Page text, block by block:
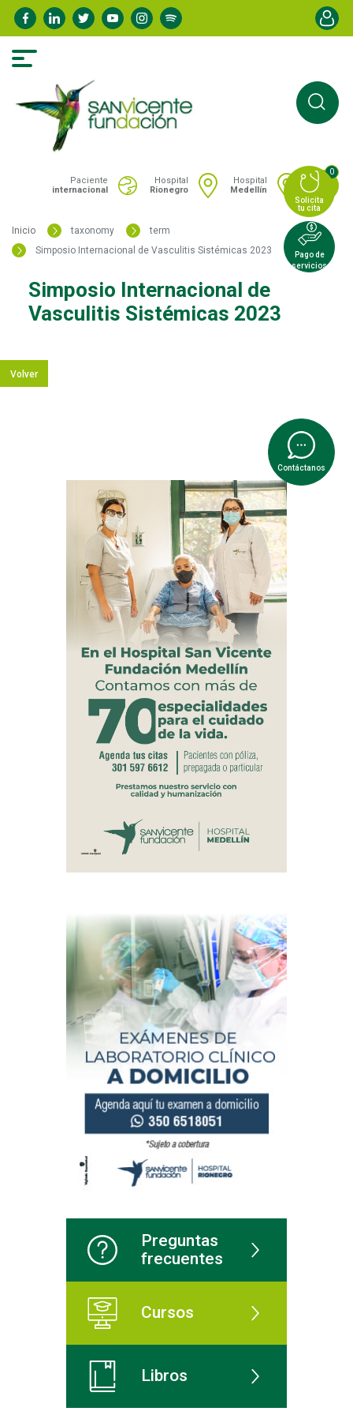
Pasar
al
Menú
Portal San Vicente - Menú hospitales
Paciente
internacional
Hospital
Rionegro
Hospital
Medellín
0
Inicio taxonomy
term
Simposio Internacional de Vasculitis Sistémicas 2023
Simposio Internacional de
Vasculitis Sistémicas 2023
Volver
Preguntas
frecuentes
Cursos
Libros
Pago de
servicios
Contáctanos
Solicita
tu cita